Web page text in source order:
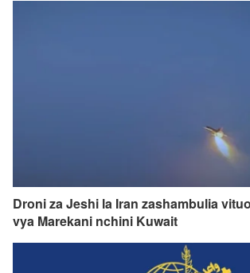
Droni za Jeshi la Iran zashambulia
vya Marekani nchini Kuwait